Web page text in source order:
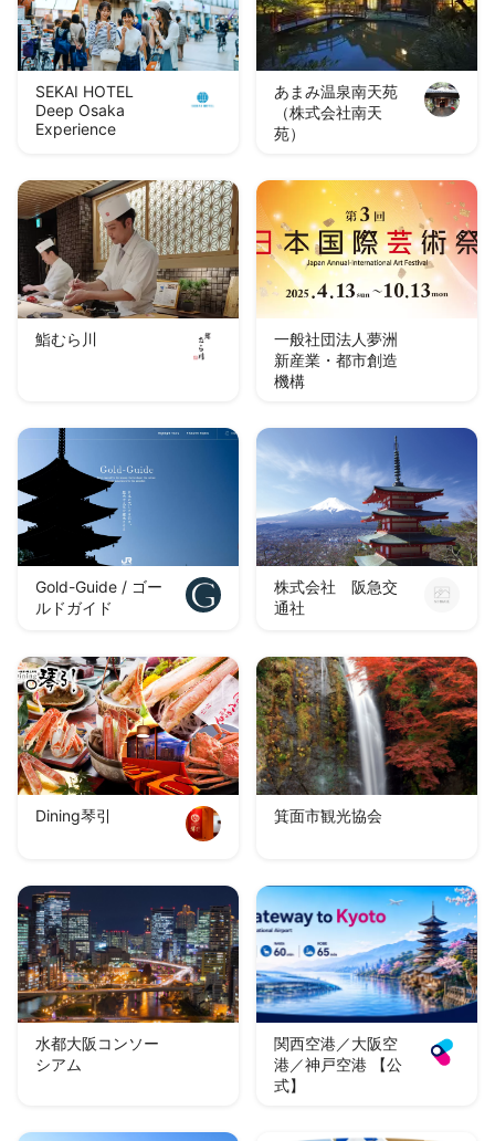
SEKAI HOTEL
Deep Osaka
Experience
あまみ温泉南天苑
（株式会社南天
苑）
鮨むら川
一般社団法人夢洲
新産業・都市創造
機構
Gold-Guide / ゴー
ルドガイド
株式会社 阪急交
通社
Dining琴引 箕面市観光協会
水都大阪コンソー
シアム
関西空港／大阪空
港／神戸空港 【公
式】